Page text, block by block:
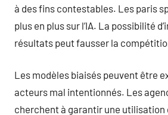
à des fins contestables. Les paris
plus en plus sur l’IA. La possibilité
résultats peut fausser la
Les modèles biaisés peuvent être
acteurs mal intentionnés. Les
cherchent à garantir une utilisation